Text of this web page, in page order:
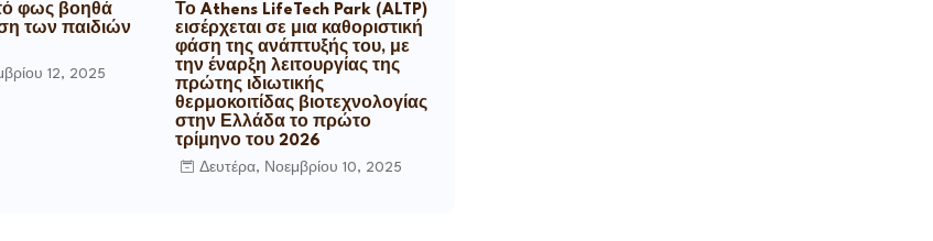
φως βοηθά
των παιδιών
12, 2025
Το Athens LifeTech Park (ALTP)
εισέρχεται σε μια καθοριστική
φάση της ανάπτυξής του, με
την έναρξη λειτουργίας της
πρώτης ιδιωτικής
θερμοκοιτίδας βιοτεχνολογίας
στην Ελλάδα το πρώτο
τρίμηνο του 2026
Δευτέρα, Νοεμβρίου 10, 2025